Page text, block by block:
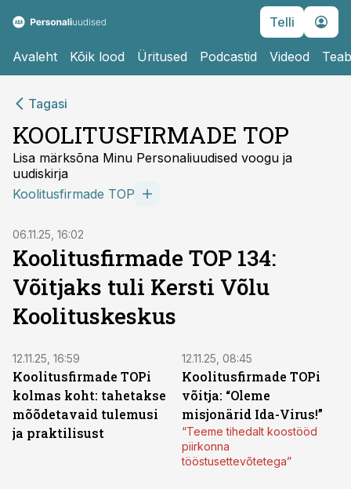
Telli
Avaleht Kõik lood Üritused Podcastid Videod
Tagasi
KOOLITUSFIRMADE TOP
Lisa märksõna Minu Personaliuudised voogu ja
uudiskirja
Koolitusfirmade TOP
06.11.25, 16:02
Koolitusfirmade TOP 134:
Võitjaks tuli Kersti Võlu
Koolituskeskus
12.11.25, 16:59
Koolitusfirmade TOPi
kolmas koht: tahetakse
mõõdetavaid tulemusi
ja praktilisust
12.11.25, 08:45
Koolitusfirmade TOPi
võitja: “Oleme
misjonärid Ida-Virus!”
“Teeme tihedalt koostööd
piirkonna
tööstusettevõtetega”